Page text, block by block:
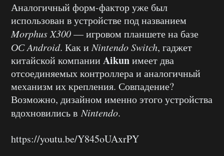
Аналогичный форм-фактор уже был
использован в устройстве под названием
Morphus X300— игровом планшете на базе
ОС Android. Как иNintendo Switch, гаджет
китайской компании Aikunимеет два
отсоединяемых контроллера и аналогичный
механизм их крепления. Совпадение?
Возможно, дизайном именно этого устройства
вдохновились вNintendo.
https://youtu.be/Y845oUAxrPY